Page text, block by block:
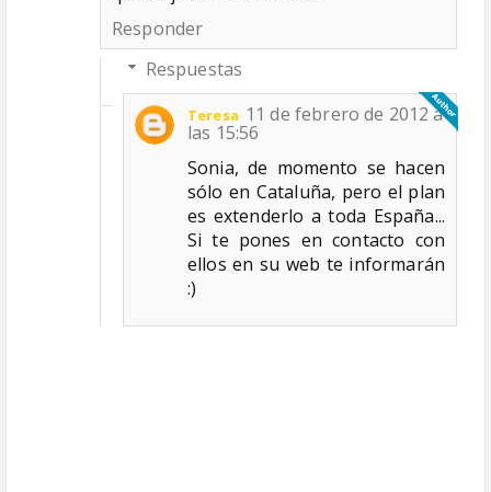
Responder
Respuestas
Teresa 11 de febrero de 2012 a
las 15:56
Sonia, de momento se hacen
sólo en Cataluña, pero el plan
es extenderlo a toda España...
Si te pones en contacto con
ellos en su web te informarán
:)